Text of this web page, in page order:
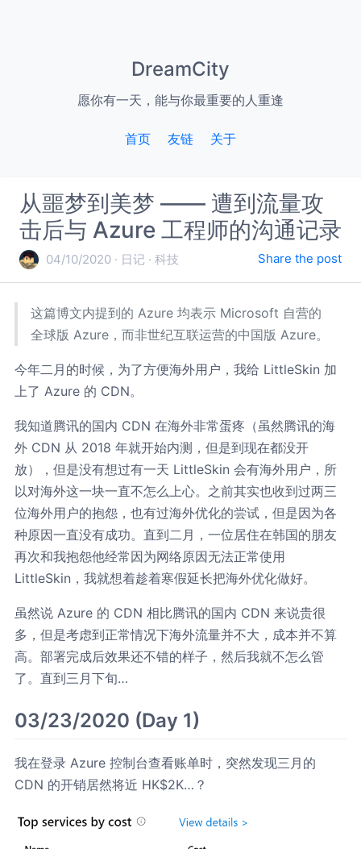
DreamCity
愿你有一天，能与你最重要的人重逢
首页 友链 关于
从噩梦到美梦 —— 遭到流量攻
击后与 Azure 工程师的沟通记录
04/10/2020 日记 科技 Share the post
这篇博文内提到的 Azure 均表示 Microsoft 自营的
全球版 Azure，而非世纪互联运营的中国版 Azure。
今年二月的时候，为了方便海外用户，我给 LittleSkin 加
上了 Azure 的 CDN。
我知道腾讯的国内 CDN 在海外非常蛋疼（虽然腾讯的海
外 CDN 从 2018 年就开始内测，但是到现在都没开
放），但是没有想过有一天 LittleSkin 会有海外用户，所
以对海外这一块一直不怎么上心。之前其实也收到过两三
位海外用户的抱怨，也有过海外优化的尝试，但是因为各
种原因一直没有成功。直到二月，一位居住在韩国的朋友
再次和我抱怨他经常因为网络原因无法正常使用
LittleSkin，我就想着趁着寒假延长把海外优化做好。
虽然说 Azure 的 CDN 相比腾讯的国内 CDN 来说贵很
多，但是考虑到正常情况下海外流量并不大，成本并不算
高。部署完成后效果还不错的样子，然后我就不怎么管
了。直到三月下旬…
03/23/2020 (Day 1)
我在登录 Azure 控制台查看账单时，突然发现三月的
CDN 的开销居然将近 HK$2K…？